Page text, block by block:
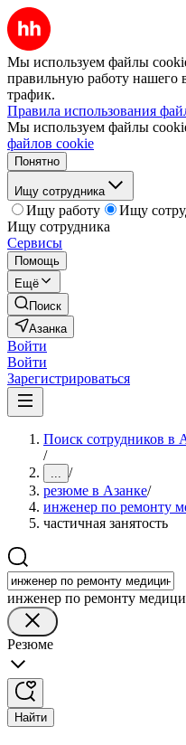
Мы используем файлы
правильную работу нашего
трафик.
Правила использования
Мы используем файлы
файлов cookie
Понятно
Ищу сотрудника
Ищу работу
Ищу
Ищу сотрудника
Сервисы
Помощь
Ещё
Поиск
Азанка
Войти
Войти
Зарегистрироваться
Поиск сотрудников в
/
... /
резюме в Азанке/
инженер по ремонту
частичная занятость
инженер по ремонту
Резюме
Найти